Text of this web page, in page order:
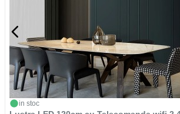
in stoc